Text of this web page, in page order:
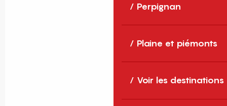
Perpignan
Plaine et piémonts
Voir les destinations